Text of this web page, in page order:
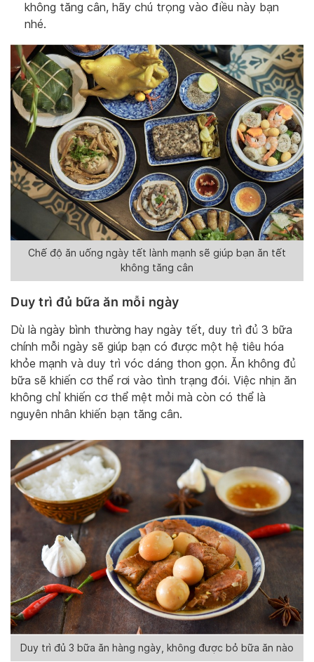
không tăng cân, hãy chú trọng vào điều này bạn
nhé.
Chế độ ăn uống ngày tết lành mạnh sẽ giúp bạn ăn tết
không tăng cân
Duy trì đủ bữa ăn mỗi ngày
Dù là ngày bình thường hay ngày tết, duy trì đủ 3 bữa
chính mỗi ngày sẽ giúp bạn có được một hệ tiêu hóa
khỏe mạnh và duy trì vóc dáng thon gọn. Ăn không đủ
bữa sẽ khiến cơ thể rơi vào tình trạng đói. Việc nhịn ăn
không chỉ khiến cơ thể mệt mỏi mà còn có thể là
nguyên nhân khiến bạn tăng cân.
Duy trì đủ 3 bữa ăn hàng ngày, không được bỏ bữa ăn nào